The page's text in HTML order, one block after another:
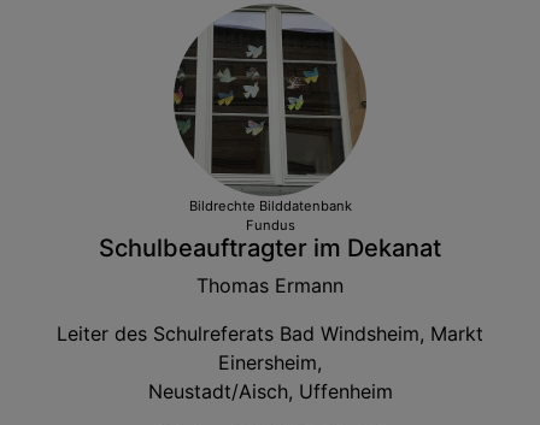
Bildrechte Bilddatenbank
Fundus
Schulbeauftragter im Dekanat
Thomas Ermann
Leiter des Schulreferats Bad Windsheim, Markt
Einersheim,
Neustadt/Aisch, Uffenheim